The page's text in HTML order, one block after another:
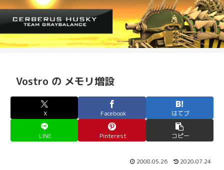
Vostro の メモリ増設
X Facebook はてブ
LINE Pinterest コピー
2008.05.26 2020.07.24